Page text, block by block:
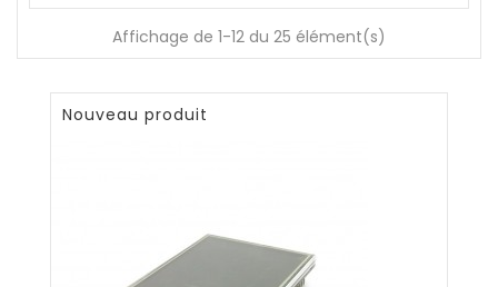
Affichage de 1-12 du 25 élément(s)
Nouveau produit